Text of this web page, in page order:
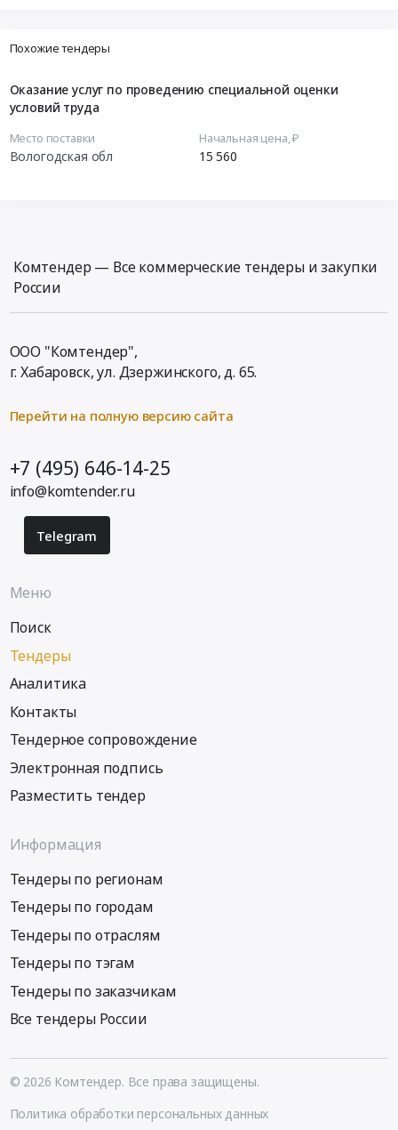
Похожие тендеры
Оказание услуг по проведению специальной оценки
условий труда
Место поставки
Вологодская обл
Начальная цена, ₽
15 560
Комтендер — Все коммерческие тендеры и закупки
России
ООО "Комтендер",
г. Хабаровск,ул. Дзержинского, д. 65.
Перейти на полную версию сайта
+7 (495) 646-14-25
info@komtender.ru
Telegram
Меню
Поиск
Тендеры
Аналитика
Контакты
Тендерное сопровождение
Электронная подпись
Разместить тендер
Информация
Тендеры по регионам
Тендеры по городам
Тендеры по отраслям
Тендеры по тэгам
Тендеры по заказчикам
Все тендеры России
© 2026 Комтендер. Все права защищены.
Политика обработки персональных данных